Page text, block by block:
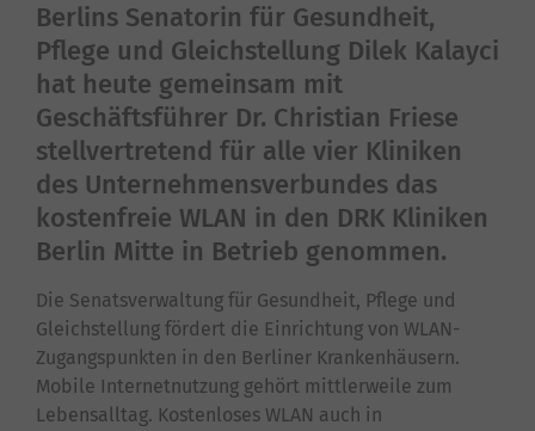
Berlins Senatorin für Gesundheit,
Pflege und Gleichstellung Dilek Kalayci
hat heute gemeinsam mit
Geschäftsführer Dr. Christian Friese
stellvertretend für alle vier Kliniken
des Unternehmensverbundes das
kostenfreie WLAN in den DRK Kliniken
Berlin Mitte in Betrieb genommen.
Die Senatsverwaltung für Gesundheit, Pflege und
Gleichstellung fördert die Einrichtung von WLAN-
Zugangspunkten in den Berliner Krankenhäusern.
Mobile Internetnutzung gehört mittlerweile zum
Lebensalltag. Kostenloses WLAN auch in